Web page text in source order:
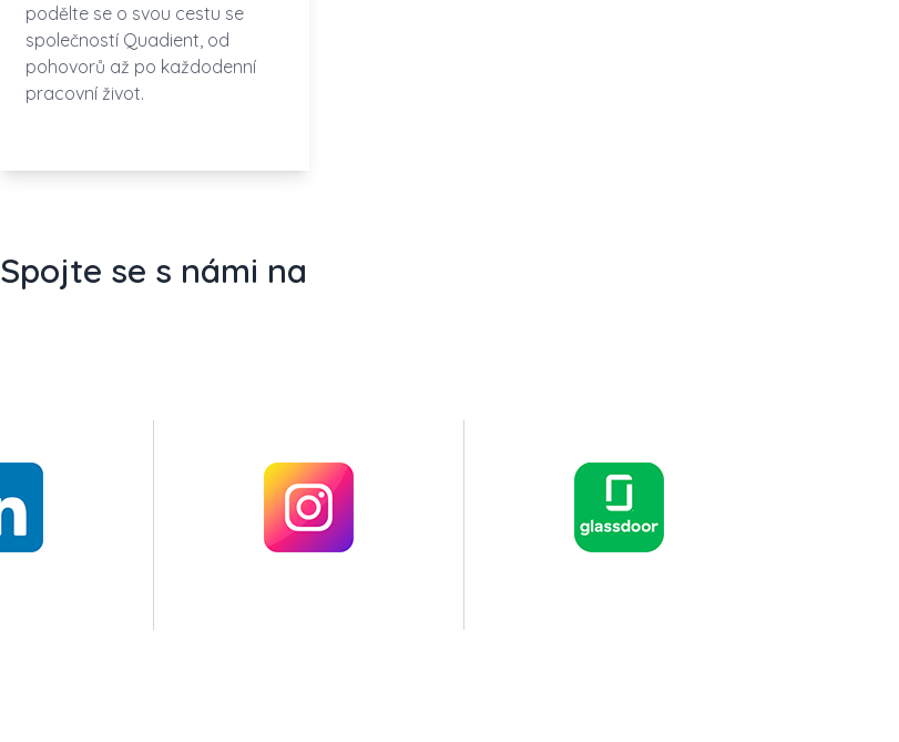
podělte se o svou cestu se
společností Quadient, od
pohovorů až po každodenní
pracovní život.
Spojte se s námi na